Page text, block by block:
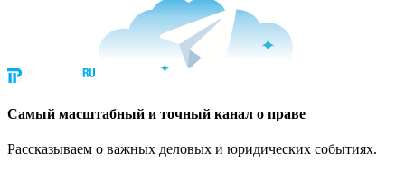
Cамый масштабный и точный канал о праве
Рассказываем о важных деловых и юридических событиях.